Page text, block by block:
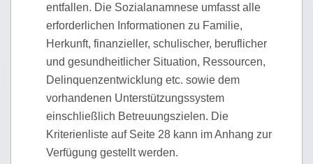
entfallen. Die Sozialanamnese umfasst alle
erforderlichen Informationen zu Familie,
Herkunft, finanzieller, schulischer, beruflicher
und gesundheitlicher Situation, Ressourcen,
Delinquenzentwicklung etc. sowie dem
vorhandenen Unterstützungssystem
einschließlich Betreuungszielen. Die
Kriterienliste auf Seite 28 kann im Anhang zur
Verfügung gestellt werden.